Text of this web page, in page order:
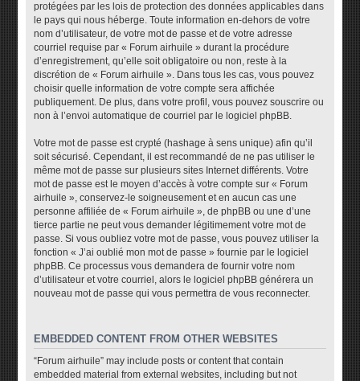
protégées par les lois de protection des données applicables dans
le pays qui nous héberge. Toute information en-dehors de votre
nom d’utilisateur, de votre mot de passe et de votre adresse
courriel requise par « Forum airhuile » durant la procédure
d’enregistrement, qu’elle soit obligatoire ou non, reste à la
discrétion de « Forum airhuile ». Dans tous les cas, vous pouvez
choisir quelle information de votre compte sera affichée
publiquement. De plus, dans votre profil, vous pouvez souscrire ou
non à l’envoi automatique de courriel par le logiciel phpBB.
Votre mot de passe est crypté (hashage à sens unique) afin qu’il
soit sécurisé. Cependant, il est recommandé de ne pas utiliser le
même mot de passe sur plusieurs sites Internet différents. Votre
mot de passe est le moyen d’accès à votre compte sur « Forum
airhuile », conservez-le soigneusement et en aucun cas une
personne affiliée de « Forum airhuile », de phpBB ou une d’une
tierce partie ne peut vous demander légitimement votre mot de
passe. Si vous oubliez votre mot de passe, vous pouvez utiliser la
fonction « J’ai oublié mon mot de passe » fournie par le logiciel
phpBB. Ce processus vous demandera de fournir votre nom
d’utilisateur et votre courriel, alors le logiciel phpBB générera un
nouveau mot de passe qui vous permettra de vous reconnecter.
EMBEDDED CONTENT FROM OTHER WEBSITES
“Forum airhuile” may include posts or content that contain
embedded material from external websites, including but not